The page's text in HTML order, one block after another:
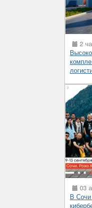
2
03
В Сочи